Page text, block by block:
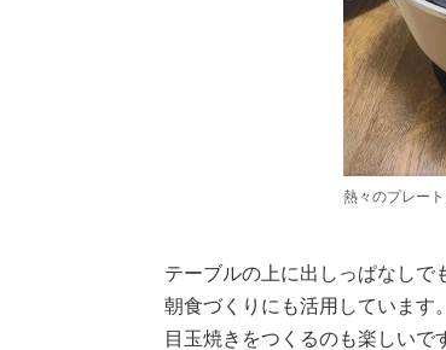
熱々のプレー
テーブルの上に出しっぱなしで
朝食づくりにも活用しています
目玉焼きをつくるのも楽しいで